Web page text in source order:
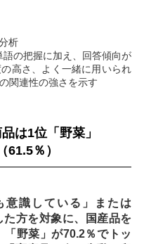
析
の把握に加え、回答傾向が
高さ、よく一緒に用いられ
関連性の強さを示す
は1位「野菜」
61.5％）
意識している」または
た方を対象に、国産品を
野菜」が70.2％でトッ